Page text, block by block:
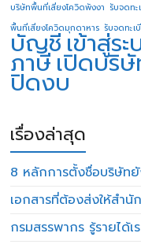
บริษัทพื้นที่เสี่ยงโควิดพังงา รับจดท
พื้นที่เสี่ยงโควิดมุกดาหาร รับจดทะ
บัญชี เข้าสู่ร
ภาษี เปิดบริ
ปิดงบ
เรื่องล่าสุด
8 หลักการตั้งชื่อบริษัท
เอกสารที่ต้องส่งให้สำ
กรมสรรพากร รู้รายได้เ